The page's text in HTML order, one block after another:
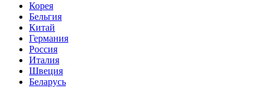
Корея
Бельгия
Китай
Германия
Россия
Италия
Швеция
Беларусь